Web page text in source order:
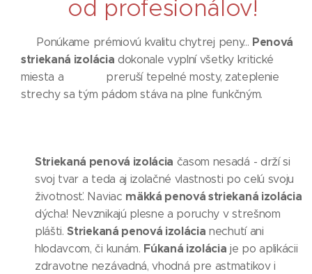
od profesionálov!
Ponúkame prémiovú kvalitu chytrej peny... Penová
striekaná izolácia dokonale vyplní všetky kritické
miesta a preruší tepelné mosty, zateplenie
strechy sa tým pádom stáva na plne funkčným.
Striekaná penová izolácia časom nesadá - drží si
svoj tvar a teda aj izolačné vlastnosti po celú svoju
životnosť. Naviac mäkká penová striekaná izolácia
dýcha! Nevznikajú plesne a poruchy v strešnom
plášti. Striekaná penová izolácia nechutí ani
hlodavcom, či kunám. Fúkaná izolácia je po aplikácii
zdravotne nezávadná, vhodná pre astmatikov i